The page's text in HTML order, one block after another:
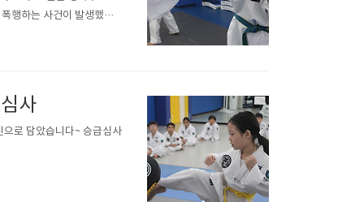
행하는 사건이 발생했다.
사
로 담았습니다~ 승급심사